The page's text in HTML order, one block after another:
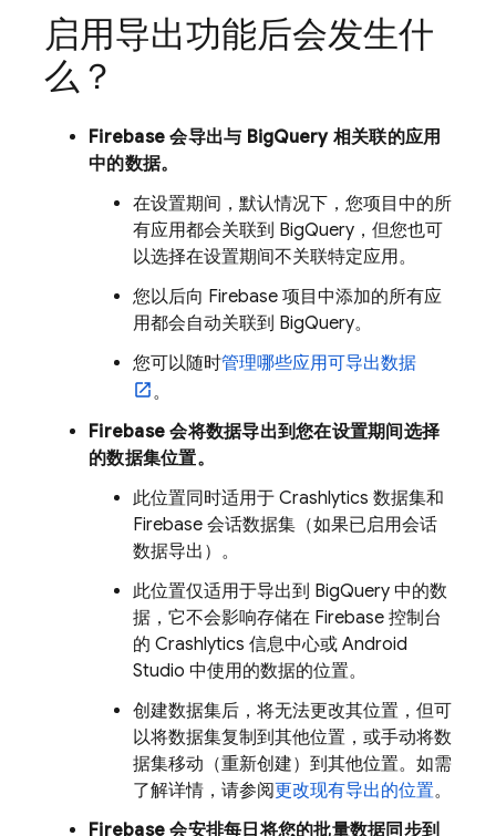
启用导出功能后会发生什
么？
Firebase 会导出与 BigQuery相关联的应用
中的数据。
在设置期间，默认情况下，您项目中的所
有应用都会关联到 BigQuery ，但您也可
以选择在设置期间不关联特定应用。
您以后向 Firebase 项目中添加的所有应
用都会自动关联到 BigQuery。
您可以随时管理哪些应用可导出数据
。
Firebase 会将数据导出到您在设置期间选择
的数据集位置。
此位置同时适用于 Crashlytics 数据集和
Firebase 会话数据集（如果已启用会话
数据导出）。
此位置仅适用于导出到 BigQuery 中的数
据，它不会影响存储在 Firebase 控制台
的 Crashlytics 信息中心或 Android
Studio 中使用的数据的位置。
创建数据集后，将无法更改其位置，但可
以将数据集复制到其他位置，或手动将数
据集移动（重新创建）到其他位置。如需
了解详情，请参阅更改现有导出的位置。
Firebase 会安排每日将您的批量数据同步到